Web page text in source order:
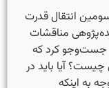
انتقال قدرت
مناقشات
جست‌وجو کرد که
چیست؟ آیا باید در
به اینکه